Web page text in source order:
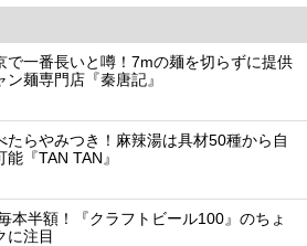
で一番長いと噂！7mの麺を切らずに提供
麺専門店『秦唐記』
たらやみつき！麻辣湯は具材50種から自
『TAN TAN』
本半額！『クラフトビール100』のちょ
に注目